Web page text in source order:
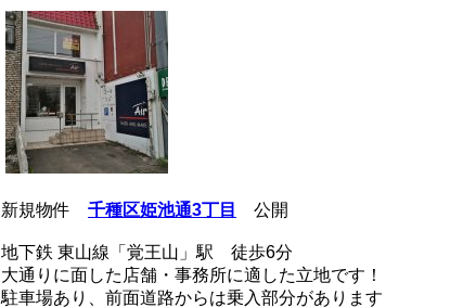
新規物件 千種区姫池通3丁目 公開
地下鉄 東山線「覚王山」駅 徒歩6分
大通りに面した店舗・事務所に適した立地です！
駐車場あり、前面道路からは乗入部分があります